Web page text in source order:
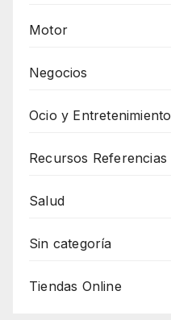
Motor
Negocios
Ocio y Entretenimiento
Recursos Referencias
Salud
Sin categoría
Tiendas Online